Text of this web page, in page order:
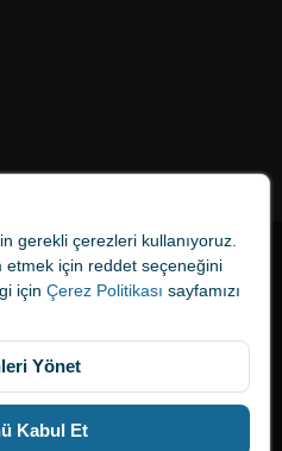
gerekli çerezleri kullanıyoruz.
etmek için reddet seçeneğini
için Çerez Politikası sayfamızı
Yönet
Kabul Et